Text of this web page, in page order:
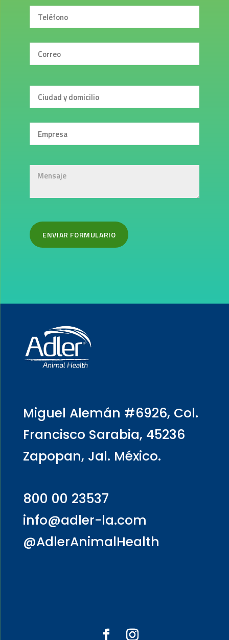
Miguel Alemán #6926, Col.
Francisco Sarabia, 45236
Zapopan, Jal. México.
800 00 23537
info@adler-la.com
@AdlerAnimalHealth